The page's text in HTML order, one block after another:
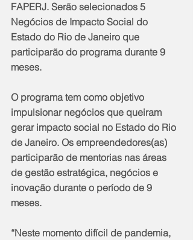
FAPERJ. Serão selecionados 5
Negócios de Impacto Social do
Estado do Rio de Janeiro que
participarão do programa durante 9
meses.
O programa tem como objetivo
impulsionar negócios que queiram
gerar impacto social no Estado do Rio
de Janeiro. Os empreendedores(as)
participarão de mentorias nas áreas
de gestão estratégica, negócios e
inovação durante o período de 9
meses.
“Neste momento difícil de pandemia,